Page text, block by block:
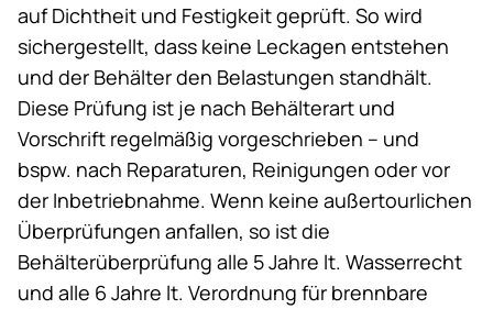
auf Dichtheit und Festigkeit geprüft. So wird
sichergestellt, dass keine Leckagen entstehen
und der Behälter den Belastungen standhält.
Diese Prüfung ist je nach Behälterart und
Vorschrift regelmäßig vorgeschrieben – und
bspw. nach Reparaturen, Reinigungen oder vor
der Inbetriebnahme. Wenn keine außertourlichen
Überprüfungen anfallen, so ist die
Behälterüberprüfung alle 5 Jahre lt. Wasserrecht
und alle 6 Jahre lt. Verordnung für brennbare